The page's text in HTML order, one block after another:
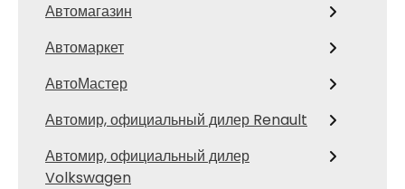
Автомагазин
Автомаркет
АвтоМастер
Автомир, официальный дилер Renault
Автомир, официальный дилер
Volkswagen